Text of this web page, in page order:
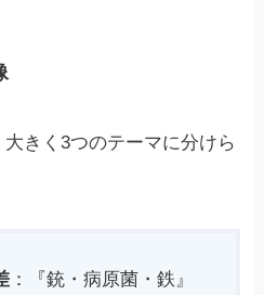
きく3つのテーマに分けら
：『銃・病原菌・鉄』